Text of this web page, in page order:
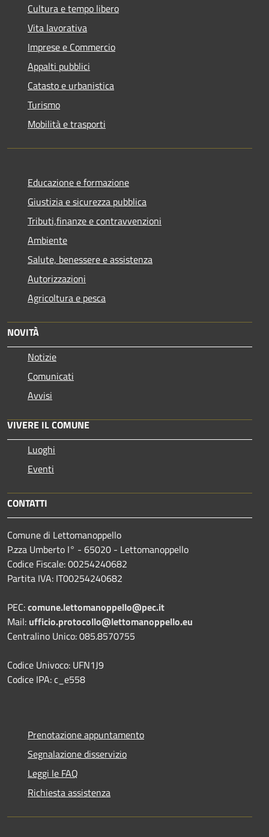
Cultura e tempo libero
Vita lavorativa
Imprese e Commercio
Appalti pubblici
Catasto e urbanistica
Turismo
Mobilità e trasporti
Educazione e formazione
Giustizia e sicurezza pubblica
Tributi,finanze e contravvenzioni
Ambiente
Salute, benessere e assistenza
Autorizzazioni
Agricoltura e pesca
NOVITÀ
Notizie
Comunicati
Avvisi
VIVERE IL COMUNE
Luoghi
Eventi
CONTATTI
Comune di Lettomanoppello
P.zza Umberto I° - 65020 - Lettomanoppello
Codice Fiscale: 00254240682
Partita IVA: IT00254240682
PEC:comune.lettomanoppello@pec.it
Mail: ufficio.protocollo@lettomanoppello.eu
Centralino Unico: 085.8570755
Codice Univoco: UFN1J9
Codice IPA: c_e558
Prenotazione appuntamento
Segnalazione disservizio
Leggi le FAQ
Richiesta assistenza